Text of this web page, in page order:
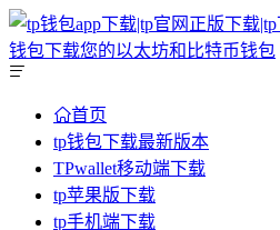
首页
tp钱包下载最新版本
TPwallet移动端下载
tp苹果版下载
tp手机端下载